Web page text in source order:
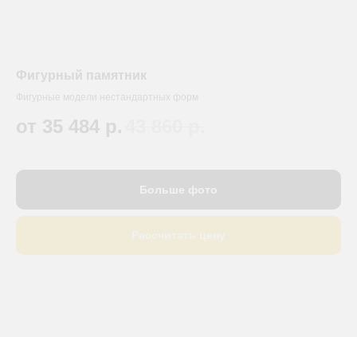
Фигурный памятник
Фигурные модели нестандартных форм
от 35 484 р.
Больше фото
Рассчитать цену